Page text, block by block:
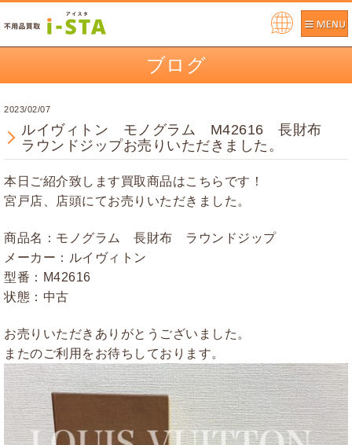
ブログ
2023/02/07
ルイヴィトン モノグラム M42616 長財布
ラウンドジップお売りいただきました。
本日ご紹介致します買取商品はこちらです！
宮戸店、店頭にてお売りいただきました。
商品名：モノグラム 長財布 ラウンドジップ
メーカー：ルイヴィトン
型番：M42616
状態：中古
お売りいただきありがとうございました。
またのご利用をお待ちしております。